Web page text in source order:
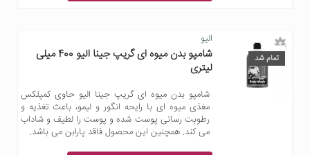
تمام شد
الیو
شامپو بدن میوه ای گریپ جینا الیو 400 میلی
لیتری
شامپو بدن میوه ای گریپ جینا الیو حاوی کمپلکس
مغذی میوه ای با رایحه انگور و لیمو، باعث تغذیه و
رطوبت رسانی پوست شده و پوست را لطیف و شاداب
می کند. همچنین این محصول فاقد پارابن می باشد.